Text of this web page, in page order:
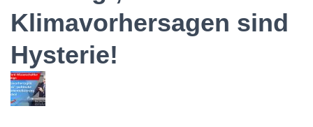
Klimavorhersagen sind
Hysterie!